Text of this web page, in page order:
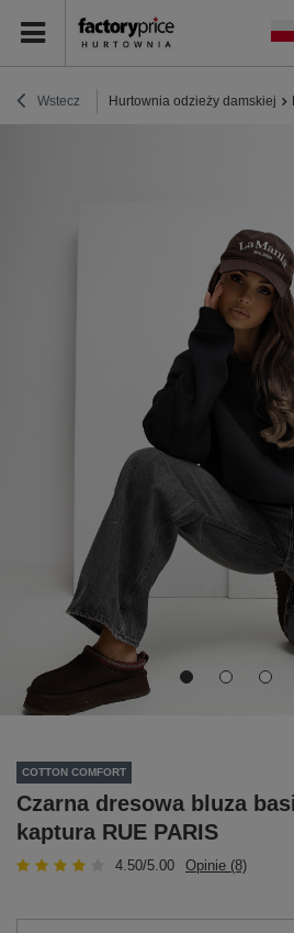
Wstecz Hurtownia odzieży damskiej
COTTON COMFORT
Czarna dresowa bluza
kaptura RUE PARIS
4.50/5.00 Opinie (8)